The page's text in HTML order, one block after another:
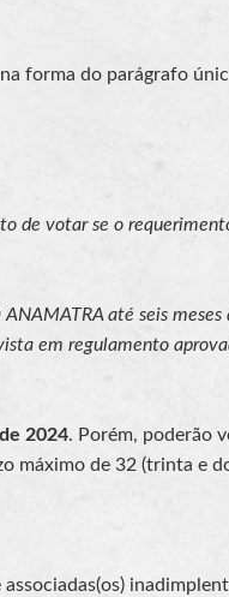
forma do parágrafo
de votar se o
até seis meses
em regulamento
2024. Porém, poderão
máximo de 32 (trinta e